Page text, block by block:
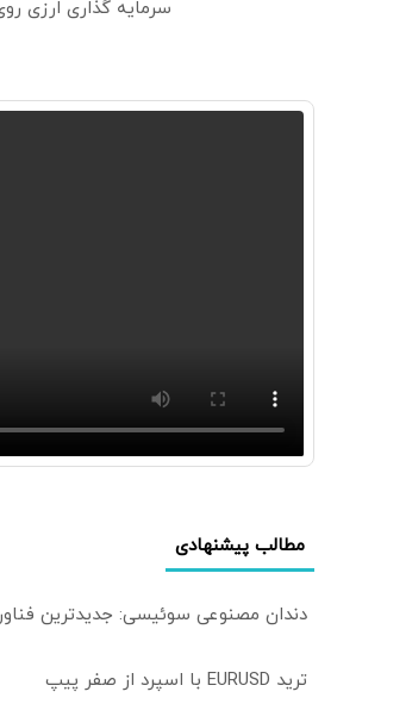
سرمایه گذاری ارزی
مطالب پیشنهادی
دندان مصنوعی سوئیسی: جدیدترین
ترید EURUSD با اسپرد از صفر پیپ